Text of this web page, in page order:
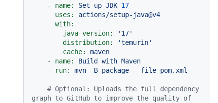
-
name: Set up JDK 17
uses:
actions/setup-java@v4
with:
java-version:
'17'
distribution:
'temurin'
cache:
maven
-
name: Build with Maven
run:
mvn -B package --file pom.xml
# Optional: Uploads the full dependency
graph to GitHub to improve the quality of